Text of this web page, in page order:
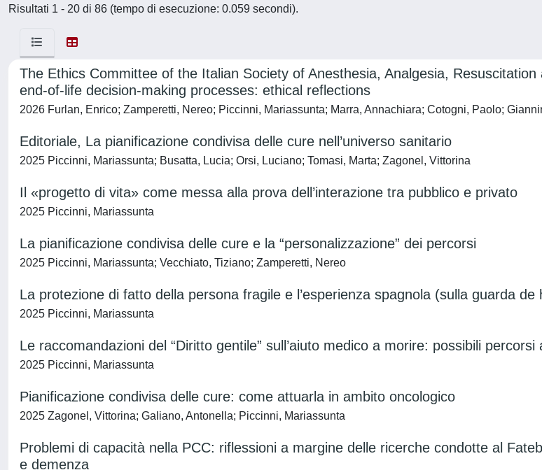
Risultati 1 - 20 di 86 (tempo di esecuzione: 0.059 secondi).
The Ethics Committee of the Italian Society of Anesthesia, Analgesia,
end-of-life decision-making processes: ethical reflections
2026 Furlan, Enrico; Zamperetti, Nereo; Piccinni, Mariassunta; Marra, Annachiara; Cotogni, Paolo;
Editoriale, La pianificazione condivisa delle cure nell’universo sanitario
2025 Piccinni, Mariassunta; Busatta, Lucia; Orsi, Luciano; Tomasi, Marta; Zagonel, Vittorina
Il «progetto di vita» come messa alla prova dell’interazione tra pubblico e privato
2025 Piccinni, Mariassunta
La pianificazione condivisa delle cure e la “personalizzazione” dei percorsi
2025 Piccinni, Mariassunta; Vecchiato, Tiziano; Zamperetti, Nereo
La protezione di fatto della persona fragile e l’esperienza spagnola (sulla guarda
2025 Piccinni, Mariassunta
Le raccomandazioni del “Diritto gentile” sull’aiuto medico a morire: possibili
2025 Piccinni, Mariassunta
Pianificazione condivisa delle cure: come attuarla in ambito oncologico
2025 Zagonel, Vittorina; Galiano, Antonella; Piccinni, Mariassunta
Problemi di capacità nella PCC: riflessioni a margine delle ricerche condotte al
e demenza